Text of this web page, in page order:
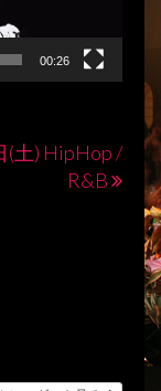
00:26
(土) HipHop /
R&B